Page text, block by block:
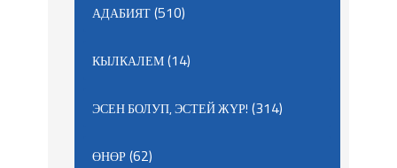
АДАБИЯТ(510)
КЫЛКАЛЕМ(14)
ЭСЕН БОЛУП, ЭСТЕЙ ЖҮР! (314)
ӨНӨР(62)